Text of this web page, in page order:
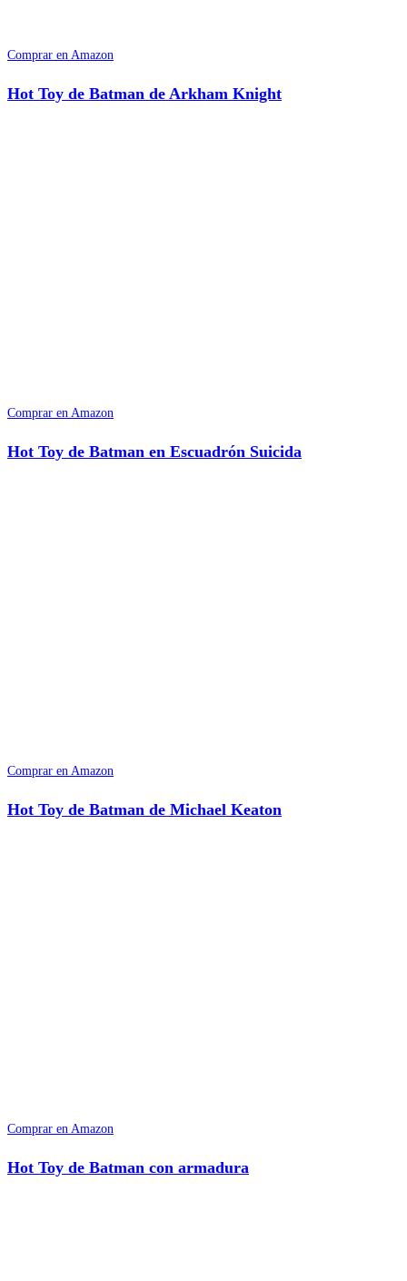
Comprar en Amazon
Hot Toy de Batman de Arkham Knight
Comprar en Amazon
Hot Toy de Batman en Escuadrón Suicida
Comprar en Amazon
Hot Toy de Batman de Michael Keaton
Comprar en Amazon
Hot Toy de Batman con armadura